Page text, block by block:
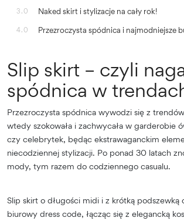
3.0 Naked skirt i stylizacje na cały rok!
4.0 Przezroczysta spódnica i najmodniejsze
Slip skirt – czyli
spódnica w
Przezroczysta spódnica wywodzi się z
wtedy szokowała i zachwycała w garderobie
czy celebrytek, będąc ekstrawaganckim
niecodziennej stylizacji. Po ponad 30 latach
mody, tym razem do codziennego casualu.
Slip skirt o długości midi i z krótką podszewką
biurowy dress code, łącząc się z elegancką